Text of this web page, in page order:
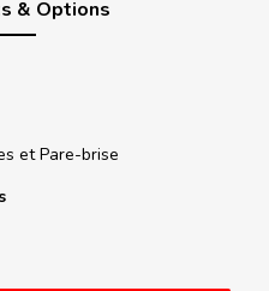
& Options
et Pare-brise